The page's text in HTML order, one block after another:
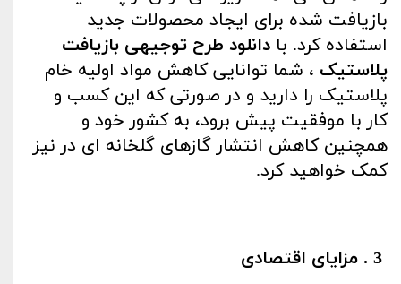
بازیافت شده برای ایجاد محصولات جدید
استفاده کرد. با دانلود طرح توجیهی بازیافت
پلاستیک ، شما توانایی کاهش مواد اولیه خام
پلاستیک را دارید و در صورتی که این کسب و
کار با موفقیت پیش برود، به کشور خود و
همچنین کاهش انتشار گازهای گلخانه ای در نیز
کمک خواهید کرد.
3 . مزایای اقتصادی